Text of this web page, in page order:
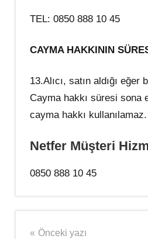
TEL: 0850 888 10 45
CAYMA HAKKININ
13.Alıcı, satın aldığı
Cayma hakkı süresi sona
cayma hakkı kullanılamaz.
Netfer Müşteri
0850 888 10 45
Netfer,
Yazı
Önceki yazı